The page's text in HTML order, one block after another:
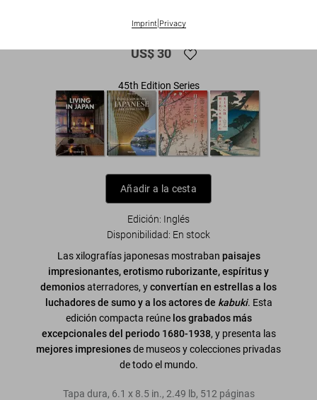
Imprint| Privacy
Japanese Woodblock Prints. 45th Ed.
US$ 30
45th Edition Series
Añadir a la cesta
Edición: Inglés
Disponibilidad: En stock
Las xilografías japonesas mostraban paisajes
impresionantes, erotismo ruborizante, espíritus y
demoniosaterradores, yconvertían en estrellas a los
luchadores de sumo y a los actores de kabuki. Esta
edición compacta reúne los grabados más
excepcionales del periodo 1680-1938, y presenta las
mejores impresionesde museos y colecciones privadas
de todo el mundo.
Tapa dura, 6.1 x 8.5 in., 2.49 lb, 512 páginas